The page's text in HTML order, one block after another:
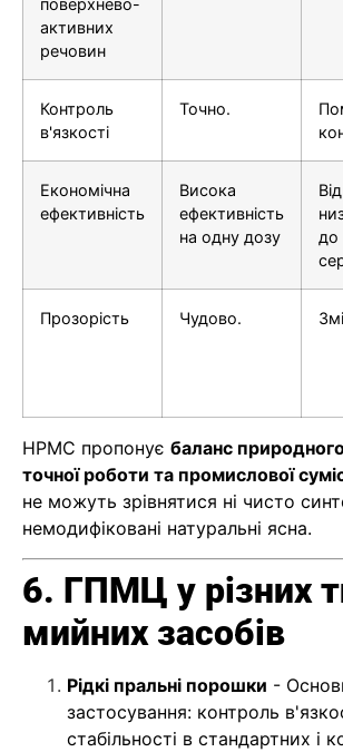
поверхнево-
активних
речовин
Контроль
в'язкості
Точно.
Економічна
ефективність
Висока
ефективність
на одну дозу
Від
до
Прозорість Чудово.
HPMC пропонує баланс
точної роботи та промислової
не можуть зрівнятися ні чисто
немодифіковані натуральні ясна.
6. ГПМЦ у різних
мийних засобів
Рідкі пральні порошки -
застосування: контроль
стабільності в стандартних і